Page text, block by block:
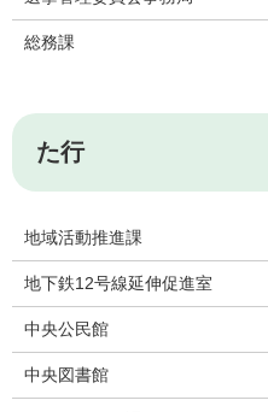
総務課
た行
地域活動推進課
地下鉄12号線延伸促進室
中央公民館
中央図書館